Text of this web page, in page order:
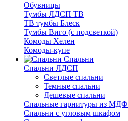
Обувницы
Тумбы ЛДСП ТВ
ТВ тумбы Блеск
Тумбы Виго (с подсветкой)
Комоды Хелен
Комоды-купе
Спальни
Спальни ЛДСП
Светлые спальни
Темные спальни
Дешевые спальни
Спальные гарнитуры из МДФ
Спальни с угловым шкафом